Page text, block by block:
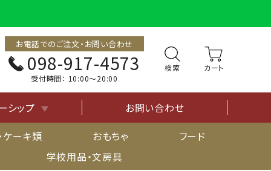
お電話でのご注文・お問い合わせ
098-917-4573
受付時間： 10:00〜20:00
検索
シップ
ついて
お問い合わせ
ケーキ類 おもちゃ
フード
学校用品・文房具